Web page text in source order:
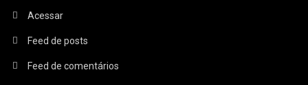
Acessar
Feed de posts
Feed de comentários